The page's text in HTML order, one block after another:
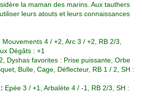
la maman des marins. Aux tauthers
leurs atouts et leurs connaissances
Mouvements 4 / +2, Arc 3 / +2, RB 2/3,
Dégâts : +1
Dyshas favorites : Prise puissante, Orbe
Bulle, Cage, Déflecteur, RB 1 / 2, SH :
Epée 3 / +1, Arbalète 4 / -1, RB 2/3, SH :